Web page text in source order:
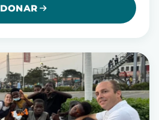
DONAR